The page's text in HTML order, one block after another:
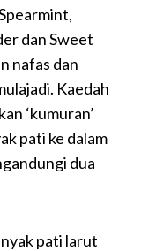
dan Sweet
nafas dan
Kaedah
‘kumuran’
pati ke dalam
dua
pati larut